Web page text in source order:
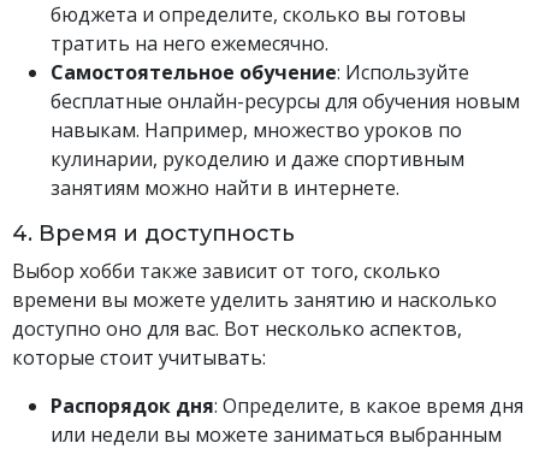
бюджета и определите, сколько вы готовы
тратить на него ежемесячно.
Самостоятельное обучение: Используйте
бесплатные онлайн-ресурсы для обучения новым
навыкам. Например, множество уроков по
кулинарии, рукоделию и даже спортивным
занятиям можно найти в интернете.
4. Время и доступность
Выбор хобби также зависит от того, сколько
времени вы можете уделить занятию и насколько
доступно оно для вас. Вот несколько аспектов,
которые стоит учитывать:
Распорядок дня: Определите, в какое время дня
или недели вы можете заниматься выбранным